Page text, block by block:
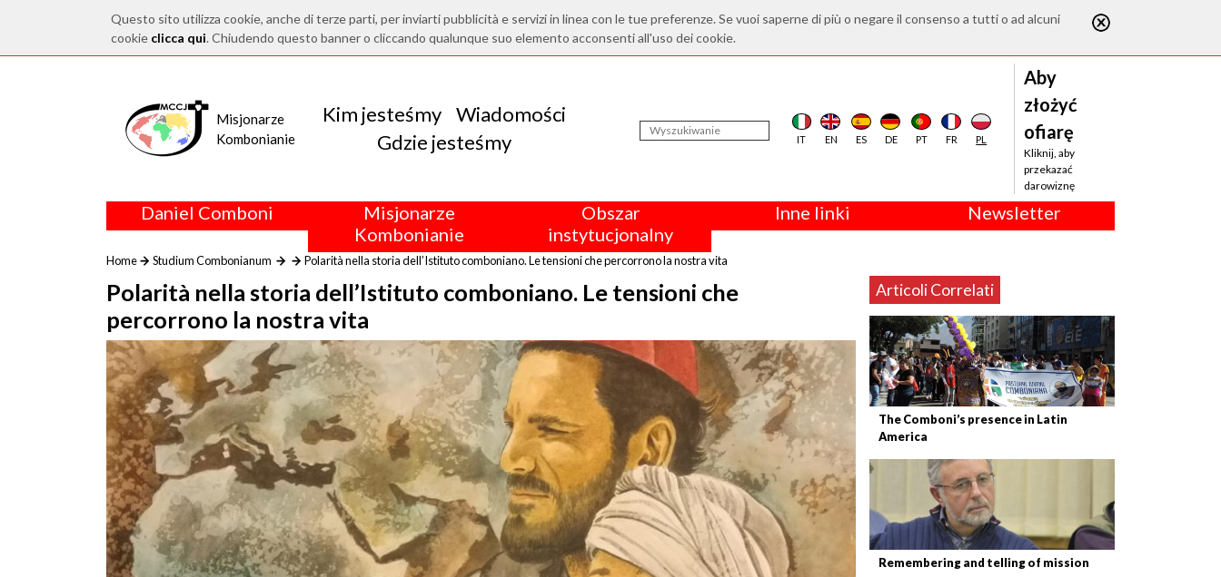
Questo sito utilizza cookie, anche di terze parti, per inviarti pubblicità e servizi in linea con le tue preferenze. Se vuoi saperne di più o negare il consenso a tutti o ad alcuni
cookie clicca qui. Chiudendo questo banner o cliccando qualunque suo elemento acconsenti all'uso dei cookie.
Misjonarze
Kombonianie
Kim jesteśmy
Wiadomości
Gdzie jesteśmy
IT EN ES DE PT FR PL
Aby
złożyć
ofiarę
Kliknij, aby
przekazać
darowiznę
Daniel Comboni
Misjonarze
Kombonianie
Obszar
instytucjonalny
Inne linki Newsletter
Home Studium Combonianum Polarità nella storia dell’Istituto comboniano. Le tensioni che percorrono la nostra vita
Polarità nella storia dell’Istituto comboniano. Le tensioni che
percorrono la nostra vita
Articoli Correlati
The Comboni’s presence in Latin
America
Remembering and telling of mission